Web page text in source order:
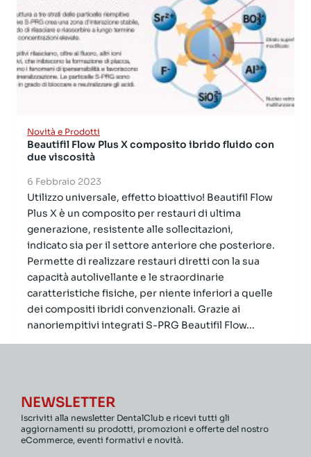
Novità e Prodotti
Beautifil Flow Plus X composito ibrido fluido con
due viscosità
6 Febbraio 2023
Utilizzo universale, effetto bioattivo! Beautifil Flow
Plus X è un composito per restauri di ultima
generazione, resistente alle sollecitazioni,
indicato sia per il settore anteriore che posteriore.
Permette di realizzare restauri diretti con la sua
capacità autolivellante e le straordinarie
caratteristiche fisiche, per niente inferiori a quelle
dei compositi ibridi convenzionali. Grazie ai
nanoriempitivi integrati S-PRG Beautifil Flow...
NEWSLETTER
Iscriviti alla newsletter DentalClub e ricevi tutti gli
aggiornamenti su prodotti, promozioni e offerte del nostro
eCommerce, eventi formativi e novità.